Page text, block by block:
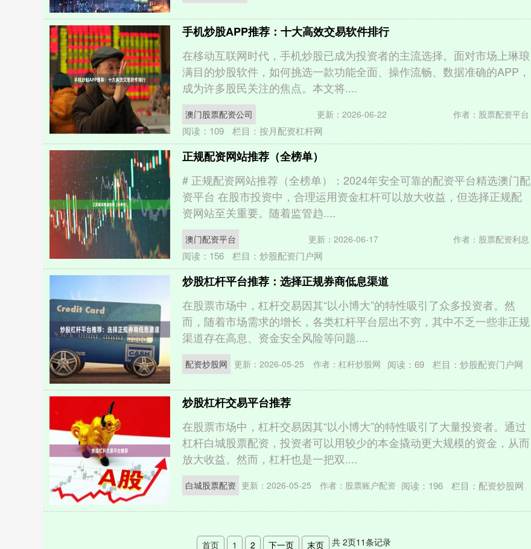
手机炒股APP推荐：十大高效交易软件排行
在移动互联网时代，手机炒股已成为投资者的主流选择。面对市场上琳琅
满目的炒股软件，如何挑选一款功能全面、操作流畅、数据准确的APP，
成为许多股民关注的焦点。本文将....
澳门股票配资公司 更新：2026-06-22 作者：股票配资平台
阅读： 109 栏目： 按月配资杠杆网
正规配资网站推荐（全榜单）
# 正规配资网站推荐（全榜单）：2024年安全可靠的配资平台精选澳门配
资平台 在股市投资中，合理运用资金杠杆可以放大收益，但选择正规配
资网站至关重要。随着监管趋....
澳门配资平台 更新：2026-06-17 作者：股票配资利息
阅读： 156 栏目： 炒股配资门户网
炒股杠杆平台推荐：选择正规券商低息渠道
在股票市场中，杠杆交易因其“以小博大”的特性吸引了众多投资者。然
而，随着市场需求的增长，各类杠杆平台层出不穷，其中不乏一些非正规
渠道存在高息、资金安全风险等问题....
配资炒股网 更新：2026-05-25 作者：杠杆炒股网 阅读： 69 栏目： 炒股配资门户网
炒股杠杆交易平台推荐
在股票市场中，杠杆交易因其“以小博大”的特性吸引了大量投资者。通过
杠杆白城股票配资，投资者可以用较少的本金撬动更大规模的资金，从而
放大收益。然而，杠杆也是一把双....
白城股票配资 更新：2026-05-25 作者：股票账户配资 阅读： 196 栏目： 配资炒股网
首页 1 2 下一页 末页 共 2页11条记录